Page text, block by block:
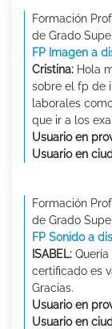
Formación
de Grado
FP Imagen a
Cristina: Hola
sobre el fp de
laborales
que ir a los
Usuario en
Usuario en
Formación
de Grado
FP Sonido a
ISABEL:
certificado es
Gracias.
Usuario en
Usuario en